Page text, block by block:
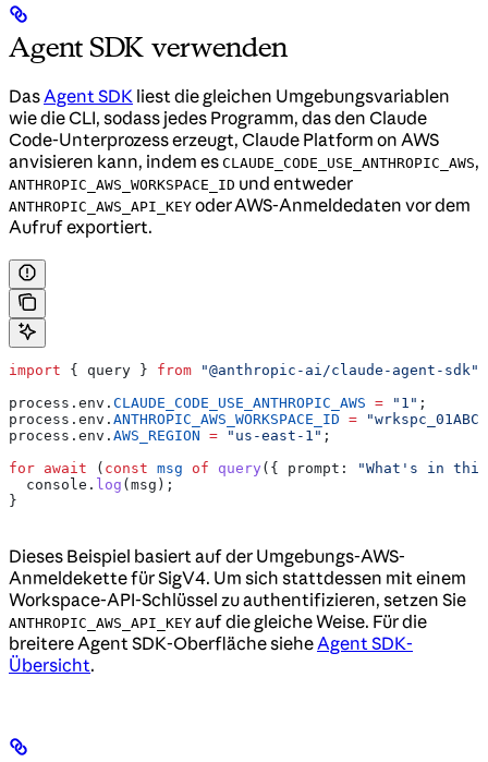
Agent SDK verwenden
DasAgent SDK liest die gleichen Umgebungsvariablen
wie die CLI, sodass jedes Programm, das den Claude
Code-Unterprozess erzeugt, Claude Platform on AWS
anvisieren kann, indem es CLAUDE_CODE_USE_ANTHROPIC_AWS,
ANTHROPIC_AWS_WORKSPACE_ID und entweder
ANTHROPIC_AWS_API_KEY oder AWS-Anmeldedaten vor dem
Aufruf exportiert.
import { query } from "@anthropic-ai/claude-agent-sdk"
process . env . CLAUDE_CODE_USE_ANTHROPIC_AWS = "1" ;
process . env . ANTHROPIC_AWS_WORKSPACE_ID =
process . env . AWS_REGION = "us-east-1" ;
for await ( const msg of query ({ prompt:
"What's in this
  console
. log ( msg );
}
Dieses Beispiel basiert auf der Umgebungs-AWS-
Anmeldekette für SigV4. Um sich stattdessen mit einem
Workspace-API-Schlüssel zu authentifizieren, setzen Sie
ANTHROPIC_AWS_API_KEY auf die gleiche Weise. Für die
breitere Agent SDK-Oberfläche sieheAgent SDK-
Übersicht.